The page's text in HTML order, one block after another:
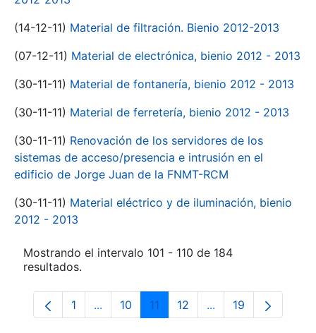
(14-12-11) Material de filtración. Bienio 2012-2013
(07-12-11) Material de electrónica, bienio 2012 - 2013
(30-11-11) Material de fontanería, bienio 2012 - 2013
(30-11-11) Material de ferretería, bienio 2012 - 2013
(30-11-11) Renovación de los servidores de los
sistemas de acceso/presencia e intrusión en el
edificio de Jorge Juan de la FNMT-RCM
(30-11-11) Material eléctrico y de iluminación, bienio
2012 - 2013
Mostrando el intervalo 101 - 110 de 184
resultados.
Página
1 ...Páginas intermedias Use TAB para
Página
10 Página
11 Página
12 ...PáginasPágina
19